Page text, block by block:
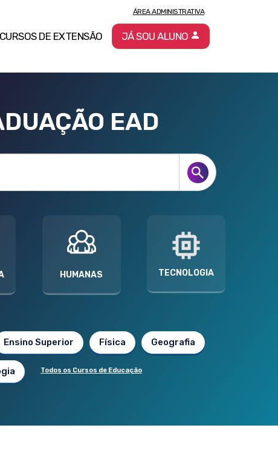
CURSOS DE EXTENSÃO
ÁREA ADMINISTRATIVA
JÁ SOU ALUNO
EAD
HUMANAS TECNOLOGIA
Ensino Superior Física Geografia
Todos os Cursos de Educação